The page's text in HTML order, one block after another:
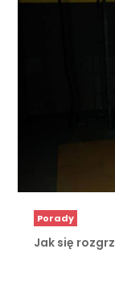
Porady
Jak się